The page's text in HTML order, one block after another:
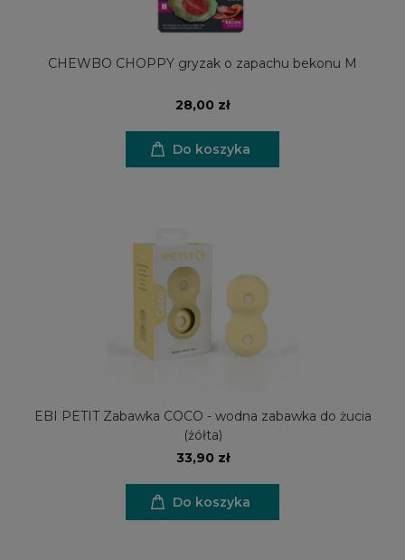
CHEWBO CHOPPY gryzak o zapachu bekonu M
28,00 zł
Do koszyka
EBI PETIT Zabawka COCO - wodna zabawka do żucia
(żółta)
33,90 zł
Do koszyka